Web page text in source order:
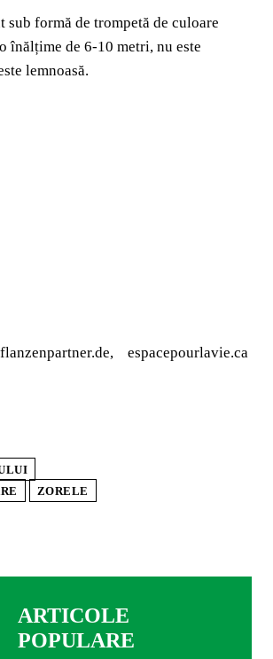
sub formă de trompetă de culoare
înălțime de 6-10 metri, nu este
lemnoasă.
espacepourlavie.ca
ZORELE
ARTICOLE
POPULARE